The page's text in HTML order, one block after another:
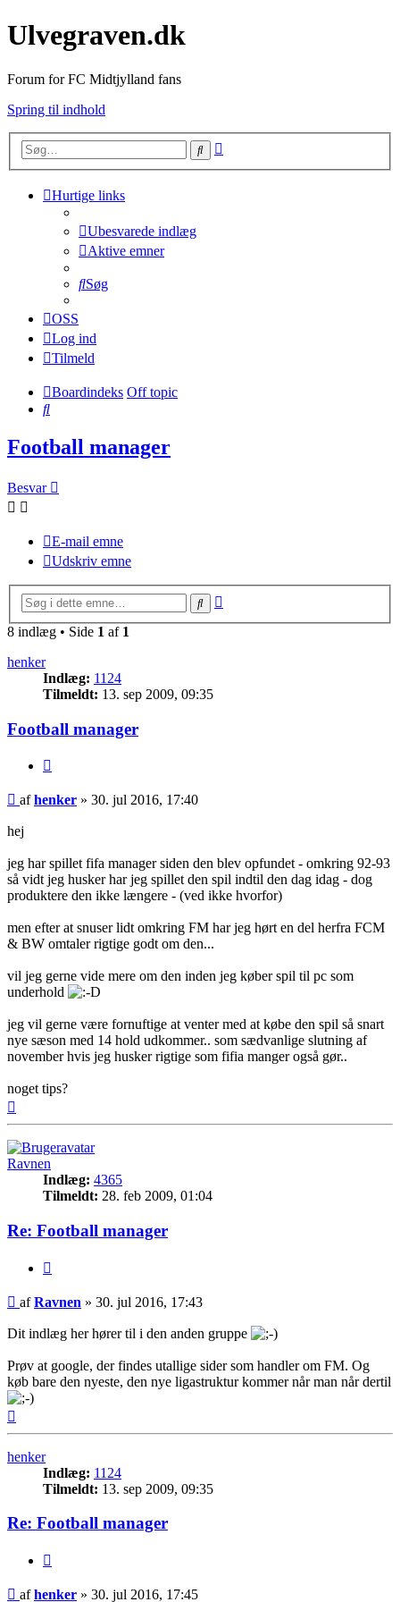
Ulvegraven.dk
Forum for FC Midtjylland fans
Spring til indhold
Søg
Hurtige links
Ubesvarede indlæg
Aktive emner
Søg
OSS
Log ind
Tilmeld
Boardindeks Off topic
Søg
Football manager
Besvar
E-mail emne
Udskriv emne
Søg
8 indlæg • Side 1 af 1
henker
Indlæg: 1124
Tilmeldt: 13. sep 2009, 09:35
Football manager
Indlæg
afhenker » 30. jul 2016, 17:40
hej
jeg har spillet fifa manager siden den blev opfundet - omkring 92-93
så vidt jeg husker har jeg spillet den spil indtil den dag idag - dog
produktere den ikke længere - (ved ikke hvorfor)
men efter at snuser lidt omkring FM har jeg hørt en del herfra FCM
& BW omtaler rigtige godt om den...
vil jeg gerne vide mere om den inden jeg køber spil til pc som
underhold
jeg vil gerne være fornuftige at venter med at købe den spil så snart
nye sæson med 14 hold udkommer.. som sædvanlige slutning af
november hvis jeg husker rigtige som fifia manger også gør..
noget tips?
Ravnen
Indlæg: 4365
Tilmeldt: 28. feb 2009, 01:04
Re: Football manager
Indlæg
afRavnen » 30. jul 2016, 17:43
Dit indlæg her hører til i den anden gruppe
Prøv at google, der findes utallige sider som handler om FM. Og
køb bare den nyeste, den nye ligastruktur kommer når man når dertil
henker
Indlæg: 1124
Tilmeldt: 13. sep 2009, 09:35
Re: Football manager
Indlæg
afhenker » 30. jul 2016, 17:45